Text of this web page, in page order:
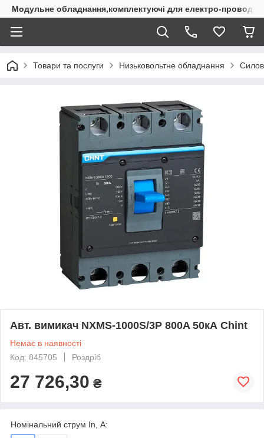
Модульне обладнання,комплектуючі для електро-проводки
Товари та послуги Низьковольтне обладнання
Авт. вимикач NXMS-1000S/3Р 800A 50кА Chint
Немає в наявності
Код: 845705
Роздріб
27 726,30 ₴
Номінальний струм In, А: